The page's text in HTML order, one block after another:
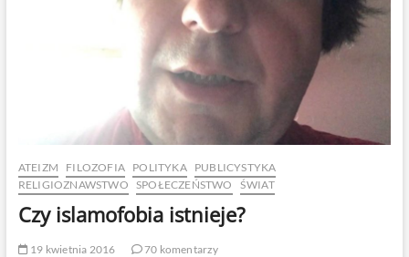
ATEIZM FILOZOFIA POLITYKA
PUBLICYSTYKA
RELIGIOZNAWSTWO SPOŁECZEŃSTWO ŚWIAT
Czy islamofobia istnieje?
19 kwietnia 2016
70 komentarzy